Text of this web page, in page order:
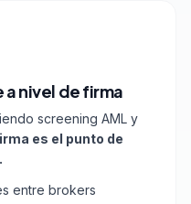
nivel de firma
screening AML y
es el punto de
entre brokers